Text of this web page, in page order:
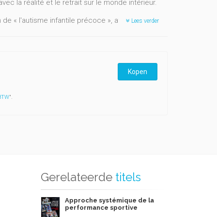
la réalité et le retrait sur le monde intérieur.
« l'autisme infantile précoce », affection
et thérapeutiques des enfants et adultes
Lees verder
Kopen
".
Gerelateerde titels
Approche systémique de la
performance sportive